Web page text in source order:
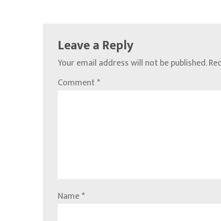
Leave a Reply
Your email address will not be published.
Comment*
Name*